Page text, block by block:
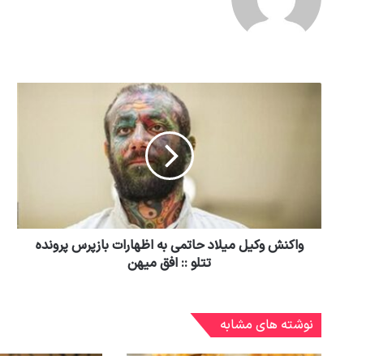
واکنش وکیل میلاد حاتمی به اظهارات بازپرس پرونده
تتلو :: افق میهن
نوشته های مشابه